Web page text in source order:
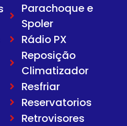
Parachoque e
Spoler
Rádio PX
Reposição
Climatizador
Resfriar
Reservatorios
Retrovisores